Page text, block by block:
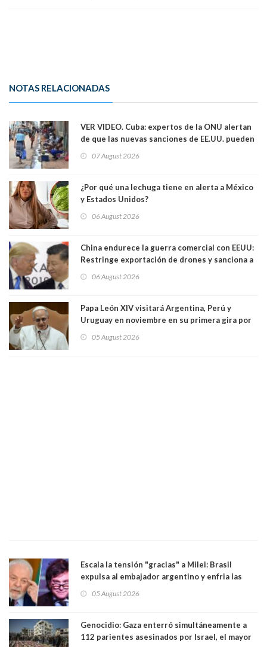
NOTAS RELACIONADAS
VER VIDEO. Cuba: expertos de la ONU alertan
de que las nuevas sanciones de EE.UU. pueden
07 August 2026
¿Por qué una lechuga tiene en alerta a México
y Estados Unidos?
06 August 2026
China endurece la guerra comercial con EEUU:
Restringe exportación de drones y sanciona a
06 August 2026
Papa León XIV visitará Argentina, Perú y
Uruguay en noviembre en su primera gira por
05 August 2026
Escala la tensión "gracias" a Milei: Brasil
expulsa al embajador argentino y enfria las
trasandino
05 August 2026
Genocidio: Gaza enterró simultáneamente a
112 parientes asesinados por Israel, el mayor